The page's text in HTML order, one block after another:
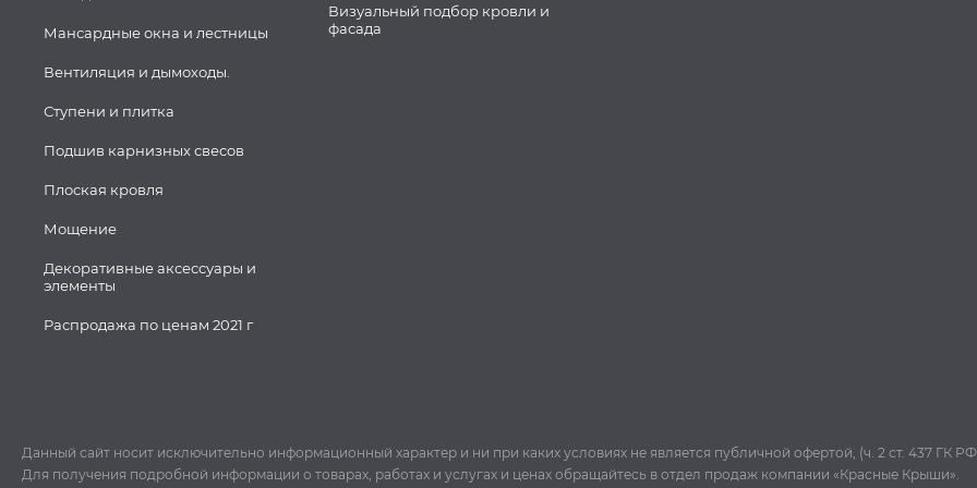
Мансардные окна и лестницы
Вентиляция и дымоходы.
Ступени и плитка
Подшив карнизных свесов
Плоская кровля
Мощение
Декоративные аксессуары и
элементы
Распродажа по ценам 2021 г
Визуальный подбор кровли и
фасада
Данный сайт носит исключительно информационный характер и ни при каких условиях не является публичной офертой, (ч. 2 ст. 437 ГК
Для получения подробной информации о товарах, работах и услугах и ценах обращайтесь в отдел продаж компании «Красные Крыши».